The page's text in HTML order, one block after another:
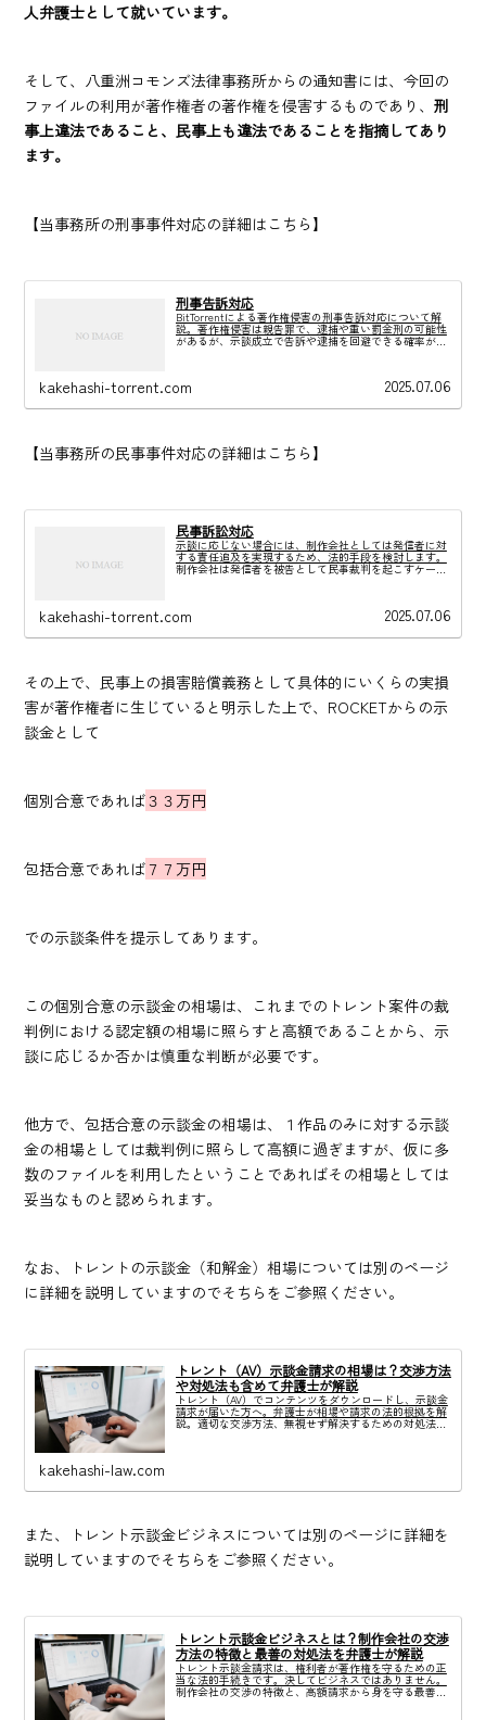
人弁護士として就いています。
そして、八重洲コモンズ法律事務所からの通知書には、今回の
ファイルの利用が著作権者の著作権を侵害するものであり、 刑
事上違法であること、民事上も違法であることを指摘してあり
ます。
【当事務所の刑事事件対応の詳細はこちら】
刑事告訴対応
BitTorrentによる著作権侵害の刑事告訴対応について解
説。著作権侵害は親告罪で、逮捕や重い罰金刑の可能性
があるが、示談成立で告訴や逮捕を回避できる確率が高
い。しかし、直ちに示談を行うことには要注意として、
kakehashi-torrent.com 2025.07.06
【当事務所の民事事件対応の詳細はこちら】
民事訴訟対応
示談に応じない場合には、制作会社としては発信者に対
する責任追及を実現するため、法的手段を検討します。
制作会社は発信者を被告として民事裁判を起こすケース
kakehashi-torrent.com 2025.07.06
その上で、民事上の損害賠償義務として具体的にいくらの実損
害が著作権者に生じていると明示した上で、ROCKETからの示
談金として
個別合意であれば ３３万円
包括合意であれば ７７万円
での示談条件を提示してあります。
この個別合意の示談金の相場は、これまでのトレント案件の裁
判例における認定額の相場に照らすと高額であることから、示
談に応じるか否かは慎重な判断が必要です。
他方で、包括合意の示談金の相場は、１作品のみに対する示談
金の相場としては裁判例に照らして高額に過ぎますが、仮に多
数のファイルを利用したということであればその相場としては
妥当なものと認められます。
なお、トレントの示談金（和解金）相場については別のページ
に詳細を説明していますのでそちらをご参照ください。
トレント（AV）示談金請求の相場は？交渉方法
や対処法も含めて弁護士が解説
トレント（AV）でコンテンツをダウンロードし、示談金
請求が届いた方へ。弁護士が相場や請求の法的根拠を解
説。適切な交渉方法、無視せず解決するための対処法を
kakehashi-law.com
また、トレント示談金ビジネスについては別のページに詳細を
説明していますのでそちらをご参照ください。
トレント示談金ビジネスとは？制作会社の交渉
方法の特徴と最善の対処法を弁護士が解説
トレント示談金請求は、権利者が著作権を守るための正
当な法的手続きです。決してビジネスではありません。
制作会社の交渉の特徴と、高額請求から身を守る最善の
対処法を弁護士が解説します。